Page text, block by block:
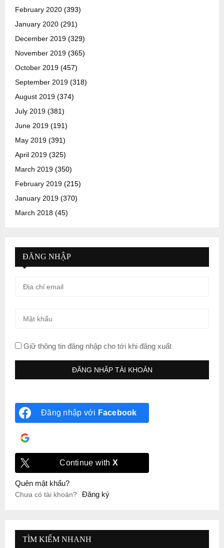
February 2020 (393)
January 2020 (291)
December 2019 (329)
November 2019 (365)
October 2019 (457)
September 2019 (318)
August 2019 (374)
July 2019 (381)
June 2019 (191)
May 2019 (391)
April 2019 (325)
March 2019 (350)
February 2019 (215)
January 2019 (370)
March 2018 (45)
ĐĂNG NHẬP
Giữ thông tin đăng nhập cho tới khi đăng xuất
Đăng nhập với Facebook
Continue with X
Quên mật khẩu?
Chưa có tài khoản? Đăng ký
TÌM KIẾM NHANH